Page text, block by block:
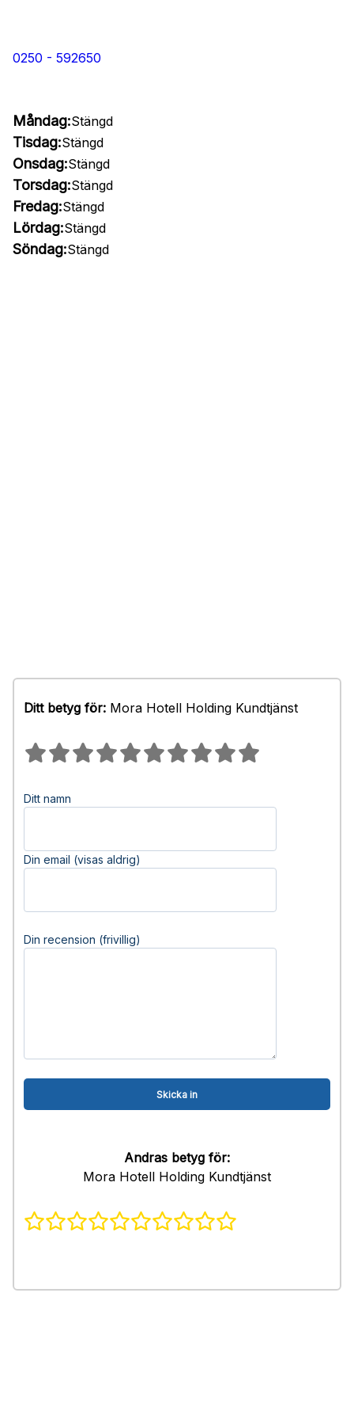
0250 - 592650
Måndag:Stängd
Tisdag:Stängd
Onsdag:Stängd
Torsdag:Stängd
Fredag:Stängd
Lördag:Stängd
Söndag:Stängd
Ditt betyg för: Mora Hotell Holding Kundtjänst
Ditt namn
Din email (visas aldrig)
Din recension (frivillig)
Andras betyg för:
Mora Hotell Holding Kundtjänst